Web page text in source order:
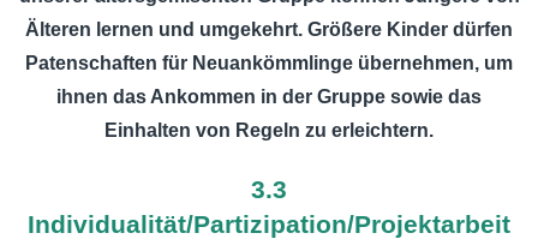
Älteren lernen und umgekehrt. Größere Kinder dürfen
Patenschaften für Neuankömmlinge übernehmen, um
ihnen das Ankommen in der Gruppe sowie das
Einhalten von Regeln zu erleichtern.
3.3
Individualität/Partizipation/Projektarbeit